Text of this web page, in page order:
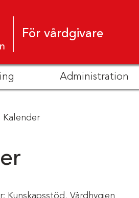
För vårdgivare
Administration
Kalender
Kunskapsstöd, Vårdhygien